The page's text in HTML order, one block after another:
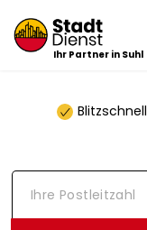
Ihr Partner in Suhl
Blitzschnell
I